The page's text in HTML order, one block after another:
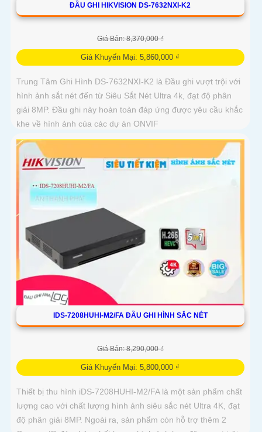
ĐẦU GHI HIKVISION DS-7632NXI-K2
Giá Bán: 8,370,000 ₫
Giá Khuyến Mại: 5,860,000 ₫
Trung Tâm Ghi Hình DS-7632NXI-K2 là Đầu ghi vượt trội với
hình ảnh sắt nét đến từ Siêu Sắt Nét Ultra 4k, đạt độ phân
giải 8MP. Đầu ghi này hoàn toàn đáp ứng được yêu cầu khắc
khe về hình ảnh của các dự án ONVIF
IDS-7208HUHI-M2/FA ĐẦU GHI HÌNH SẮC NÉT
Giá Bán: 8,290,000 ₫
Giá Khuyến Mại: 5,800,000 ₫
Thiết bị thu hình iDS-7208HUHI-M2/FA là một sản phẩm chất
lượng cao với chất lượng hình ảnh siêu sắc nét Ultra 4K, đạt
độ phân giải 8MP. Ngoài ra, sản phẩm còn hỗ trợ thêm 2